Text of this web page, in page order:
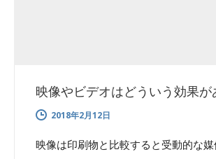
映像やビデオはどういう効果が
2018年2月12日
映像は印刷物と比較すると受動的な